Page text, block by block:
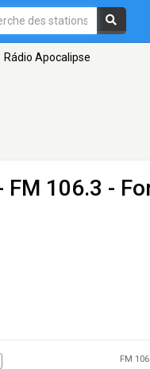
Rádio Apocalipse
FM 106.3 -
FM